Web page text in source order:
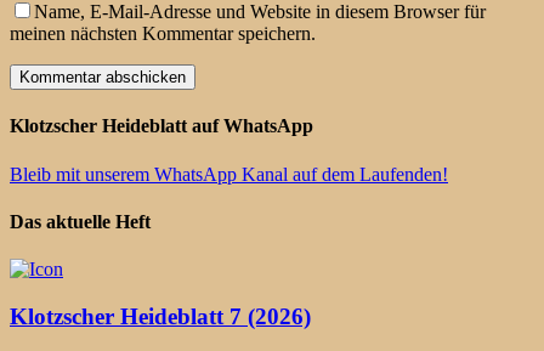
Name, E-Mail-Adresse und Website in diesem Browser für
meinen nächsten Kommentar speichern.
Klotzscher Heideblatt auf WhatsApp
Bleib mit unserem WhatsApp Kanal auf dem Laufenden!
Das aktuelle Heft
Klotzscher Heideblatt 7 (2026)